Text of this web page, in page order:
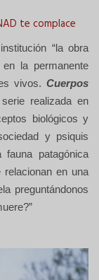
te complace
“la obra
la permanente
vivos. Cuerpos
realizada en
biológicos y
y psiquis
patagónica
en una
preguntándonos